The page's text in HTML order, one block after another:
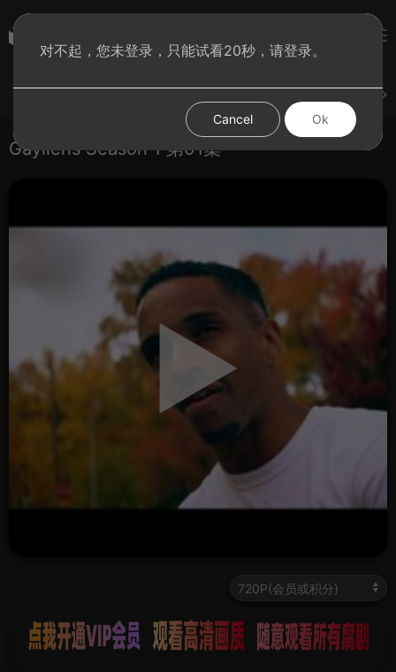
Gayliens Season 1 第01集
对不起，您未登录，只能试看20秒，请登录。
Cancel Ok